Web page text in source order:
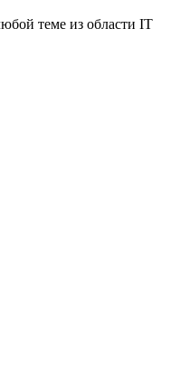
теме из области IT